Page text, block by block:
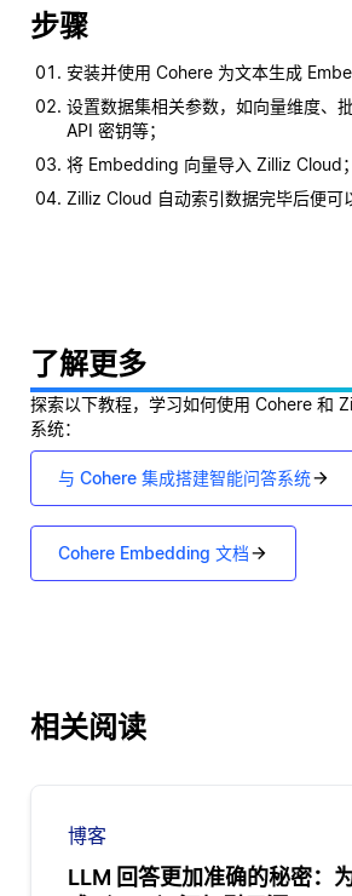
步骤
安装并使用 Cohere 为文本生成
设置数据集相关参数，如向量维度、
API 密钥等；
将 Embedding 向量导入 Zilliz Cloud；
Zilliz Cloud 自动索引数据完毕后便可
了解更多
探索以下教程，学习如何使用 Cohere 和
系统：
与 Cohere 集成搭建智能问答系统
Cohere Embedding 文档
相关阅读
博客
LLM 回答更加准确的秘密：